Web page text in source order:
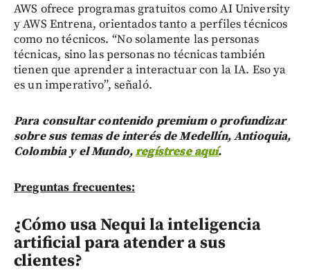
AWS ofrece programas gratuitos como AI University
y AWS Entrena, orientados tanto a perfiles técnicos
como no técnicos. “No solamente las personas
técnicas, sino las personas no técnicas también
tienen que aprender a interactuar con la IA. Eso ya
es un imperativo”, señaló.
Para consultar contenido premium o profundizar
sobre sus temas de interés de Medellín, Antioquia,
Colombia y el Mundo,regístrese aquí.
Preguntas frecuentes:
¿Cómo usa Nequi la inteligencia
artificial para atender a sus
clientes?